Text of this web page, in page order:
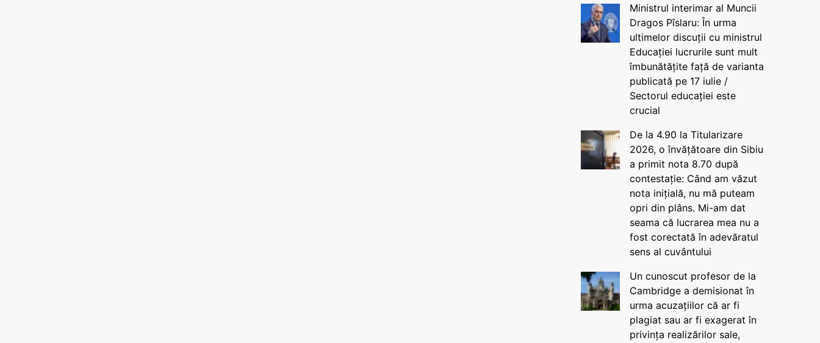
Ministrul interimar al Muncii
Dragos Pîslaru: În urma
ultimelor discuții cu ministrul
Educației lucrurile sunt mult
îmbunătățite față de varianta
publicată pe 17 iulie /
Sectorul educației este
crucial
De la 4.90 la Titularizare
2026, o învățătoare din Sibiu
a primit nota 8.70 după
contestație: Când am văzut
nota inițială, nu mă puteam
opri din plâns. Mi-am dat
seama că lucrarea mea nu a
fost corectată în adevăratul
sens al cuvântului
Un cunoscut profesor de la
Cambridge a demisionat în
urma acuzațiilor că ar fi
plagiat sau ar fi exagerat în
privința realizărilor sale,